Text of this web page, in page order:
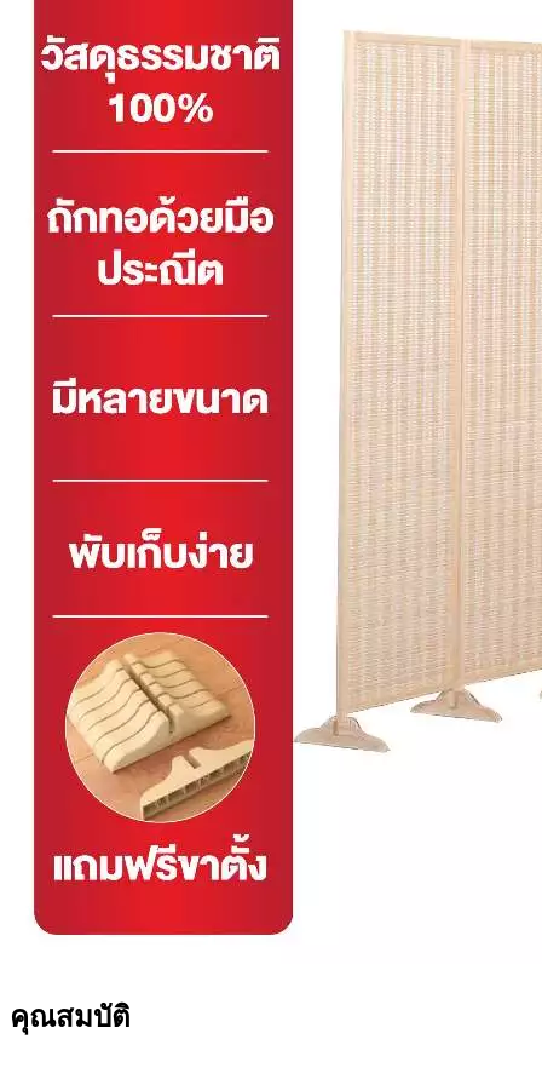
คุณสมบัติ